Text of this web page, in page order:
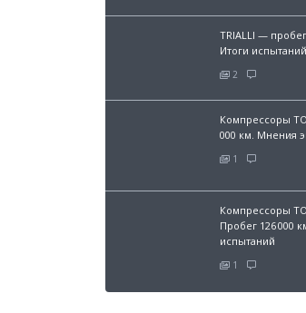
TRIALLI — пробег
Итоги испытаний
2
Компрессоры
000 км. Мнения
1
Компрессоры
Пробег 126 000
испытаний
1